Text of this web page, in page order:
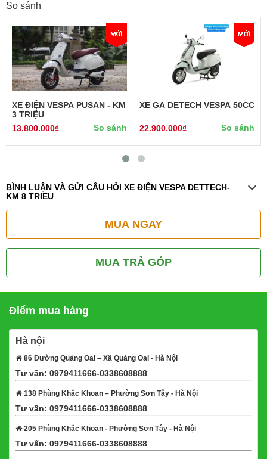
So sánh
XE ĐIỆN VESPA PUSAN - KM
3 TRIỆU
13.800.000₫
So sánh
XE GA DETECH VESPA 50CC
22.900.000₫ So sánh
BÌNH LUẬN VÀ GỬI CÂU HỎI XE ĐIỆN VESPA DETTECH-
KM 8 TRIEU
MUA NGAY
MUA TRẢ GÓP
Điểm mua hàng
Hà nội
86 Đường Quảng Oai – Xã Quảng Oai - Hà Nội
Tư vấn: 0979411666-0338608888
138 Phùng Khắc Khoan – Phường Sơn Tây - Hà Nội
Tư vấn: 0979411666-0338608888
205 Phùng Khắc Khoan - Phường Sơn Tây - Hà Nội
Tư vấn: 0979411666-0338608888